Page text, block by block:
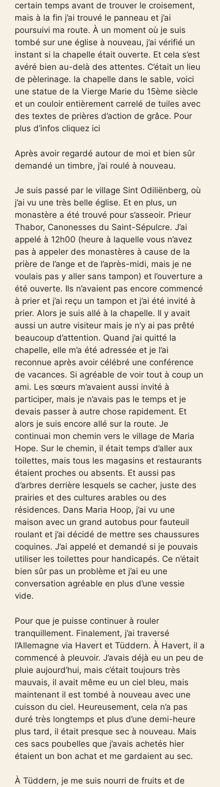
certain temps avant de trouver le croisement,
mais à la fin j’ai trouvé le panneau et j’ai
poursuivi ma route. À un moment où je suis
tombé sur une église à nouveau, j’ai vérifié un
instant si la chapelle était ouverte. Et cela s’est
avéré bien au-delà des attentes. C’était un lieu
de pèlerinage. la chapelle dans le sable, voici
une statue de la Vierge Marie du 15ème siècle
et un couloir entièrement carrelé de tuiles avec
des textes de prières d’action de grâce. Pour
plus d’infos cliquez ici
Après avoir regardé autour de moi et bien sûr
demandé un timbre, j’ai roulé à nouveau.
Je suis passé par le village Sint Odiliënberg, où
j’ai vu une très belle église. Et en plus, un
monastère a été trouvé pour s’asseoir. Prieur
Thabor, Canonesses du Saint-Sépulcre. J’ai
appelé à 12h00 (heure à laquelle vous n’avez
pas à appeler des monastères à cause de la
prière de l’ange et de l’après-midi, mais je ne
voulais pas y aller sans tampon) et l’ouverture a
été ouverte. Ils n’avaient pas encore commencé
à prier et j’ai reçu un tampon et j’ai été invité à
prier. Alors je suis allé à la chapelle. Il y avait
aussi un autre visiteur mais je n’y ai pas prêté
beaucoup d’attention. Quand j’ai quitté la
chapelle, elle m’a été adressée et je l’ai
reconnue après avoir célébré une conférence
de vacances. Si agréable de voir tout à coup un
ami. Les sœurs m’avaient aussi invité à
participer, mais je n’avais pas le temps et je
devais passer à autre chose rapidement. Et
alors je suis encore allé sur la route. Je
continuai mon chemin vers le village de Maria
Hope. Sur le chemin, il était temps d’aller aux
toilettes, mais tous les magasins et restaurants
étaient proches ou absents. Et aussi pas
d’arbres derrière lesquels se cacher, juste des
prairies et des cultures arables ou des
résidences. Dans Maria Hoop, j’ai vu une
maison avec un grand autobus pour fauteuil
roulant et j’ai décidé de mettre ses chaussures
coquines. J’ai appelé et demandé si je pouvais
utiliser les toilettes pour handicapés. Ce n’était
bien sûr pas un problème et j’ai eu une
conversation agréable en plus d’une vessie
vide.
Pour que je puisse continuer à rouler
tranquillement. Finalement, j’ai traversé
l’Allemagne via Havert et Tüddern. À Havert, il a
commencé à pleuvoir. J’avais déjà eu un peu de
pluie aujourd’hui, mais c’était toujours très
mauvais, il avait même eu un ciel bleu, mais
maintenant il est tombé à nouveau avec une
cuisson du ciel. Heureusement, cela n’a pas
duré très longtemps et plus d’une demi-heure
plus tard, il était presque sec à nouveau. Mais
ces sacs poubelles que j’avais achetés hier
étaient un bon achat et me gardaient au sec.
À Tüddern, je me suis nourri de fruits et de